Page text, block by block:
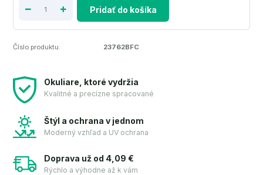
Pridať do košíka
Číslo produktu: 23762BFC
Okuliare, ktoré vydržia
Kvalitné a precízne spracované
Štýl a ochrana v jednom
Moderný vzhľad a UV ochrana
Doprava už od 4,09 €
Rýchlo a výhodne až k vám